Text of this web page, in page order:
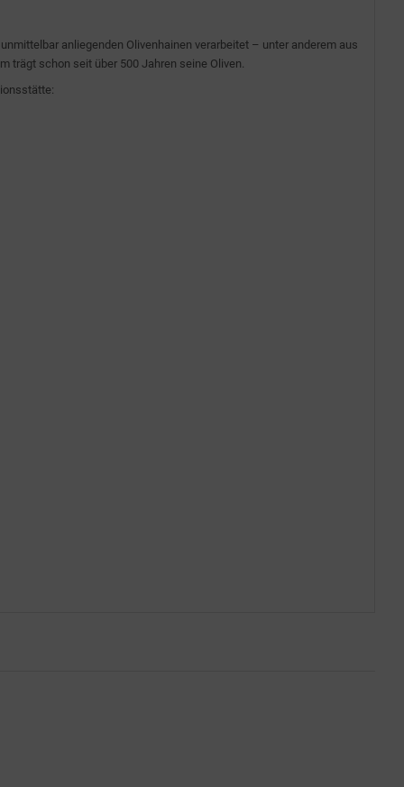
anliegenden Olivenhainen verarbeitet – unter anderem aus
trägt schon seit über 500 Jahren seine Oliven.